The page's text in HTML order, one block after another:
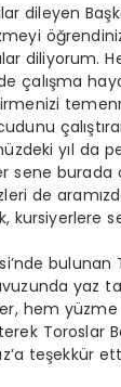
dileyen
diliyorum.
çalışma
yıl da
sene burada
de
kursiyerlere
bulunan
yaz
hem
Toroslar
teşekkür